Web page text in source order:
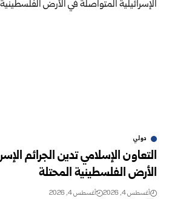
دولي
التعاون الإسلامي تدين الجرائم
الأرض الفلسطينية ‏المحتلة ‏
أغسطس 4, 2026 أغسطس 4, 2026